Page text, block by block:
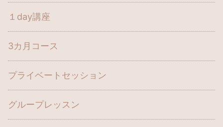
１day講座
3カ月コース
プライベートセッション
グループレッスン